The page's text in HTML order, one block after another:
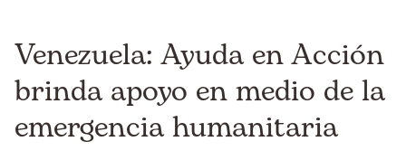
Venezuela: Ayuda en Acción
brinda apoyo en medio de la
emergencia humanitaria